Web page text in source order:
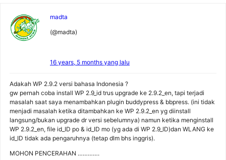
madta
(@madta)
16 years, 5 months yang lalu
Adakah WP 2.9.2 versi bahasa Indonesia ?
gw pernah coba install WP 2.9_id trus upgrade ke 2.9.2_en, tapi terjadi
masalah saat saya menambahkan plugin buddypress & bbpress. (ini tidak
menjadi masalah ketika ditambahkan ke WP 2.9.2_en yg diinstall
langsung/bukan upgrade dr versi sebelumnya) namun ketika menginstall
WP 2.9.2_en, file id_ID po & id_ID mo (yg ada di WP 2.9_ID)dan WLANG ke
id_ID tidak ada pengaruhnya (tetap dlm bhs inggris).
MOHON PENCERAHAN ………….